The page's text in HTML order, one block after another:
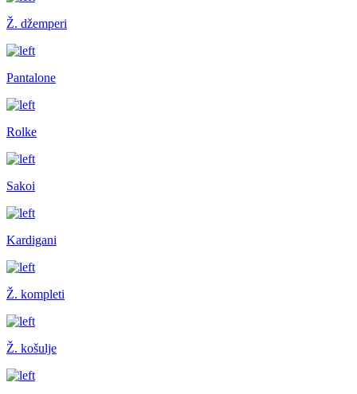
Ž. džemperi
Pantalone
Rolke
Sakoi
Kardigani
Ž. kompleti
Ž. košulje